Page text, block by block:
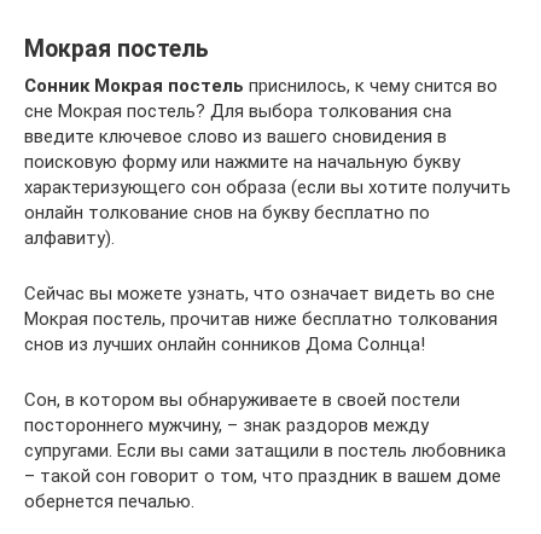
Мокрая постель
Сонник Мокрая постель приснилось, к чему снится во
сне Мокрая постель? Для выбора толкования сна
введите ключевое слово из вашего сновидения в
поисковую форму или нажмите на начальную букву
характеризующего сон образа (если вы хотите получить
онлайн толкование снов на букву бесплатно по
алфавиту).
Сейчас вы можете узнать, что означает видеть во сне
Мокрая постель, прочитав ниже бесплатно толкования
снов из лучших онлайн сонников Дома Солнца!
Сон, в котором вы обнаруживаете в своей постели
постороннего мужчину, – знак раздоров между
супругами. Если вы сами затащили в постель любовника
– такой сон говорит о том, что праздник в вашем доме
обернется печалью.